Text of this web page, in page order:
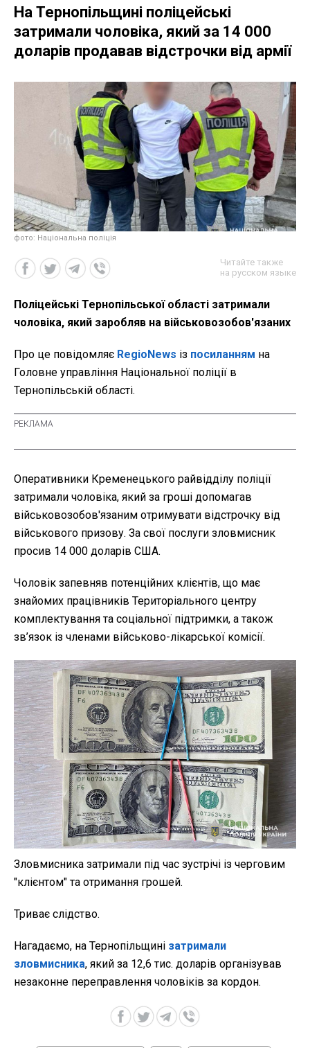
На Тернопільщині поліцейські
затримали чоловіка, який за 14 000
доларів продавав відстрочки від армії
фото: Національна поліція
Читайте также
на русском языке
Поліцейські Тернопільської області затримали
чоловіка, який заробляв на військовозобов'язаних
Про це повідомляє RegioNews із посиланням на
Головне управління Національної поліції в
Тернопільській області.
Оперативники Кременецького райвідділу поліції
затримали чоловіка, який за гроші допомагав
військовозобов'язаним отримувати відстрочку від
військового призову. За свої послуги зловмисник
просив 14 000 доларів США.
Чоловік запевняв потенційних клієнтів, що має
знайомих працівників Територіального центру
комплектування та соціальної підтримки, а також
зв’язок із членами військово-лікарської комісії.
Зловмисника затримали під час зустрічі із черговим
"клієнтом" та отримання грошей.
Триває слідство.
Нагадаємо, на Тернопільщині затримали
зловмисника, який за 12,6 тис. доларів організував
незаконне переправлення чоловіків за кордон.